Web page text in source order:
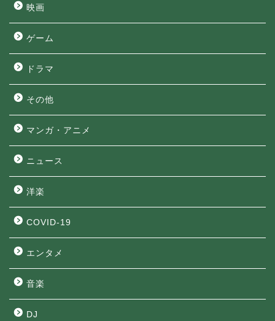
映画
ゲーム
ドラマ
その他
マンガ・アニメ
ニュース
洋楽
COVID-19
エンタメ
音楽
DJ